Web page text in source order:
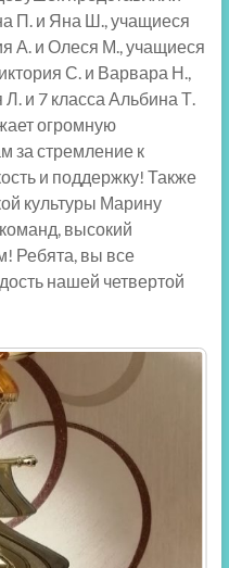
П. и Яна Ш., учащиеся
А. и Олеся М., учащиеся
С. и Варвара Н.,
и 7 класса Альбина Т.
огромную
за стремление к
и поддержку! Также
культуры Марину
высокий
Ребята, вы все
нашей четвертой